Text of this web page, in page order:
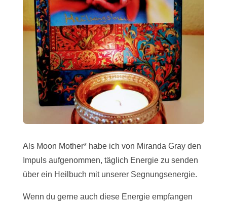
Als Moon Mother* habe ich von Miranda Gray den
Impuls aufgenommen, täglich Energie zu senden
über ein Heilbuch mit unserer Segnungsenergie.
Wenn du gerne auch diese Energie empfangen